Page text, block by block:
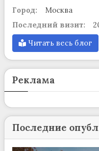
Город:
Москва
Последний визит:
Читать весь блог
Реклама
Последние